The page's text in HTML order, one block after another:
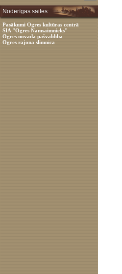
Noderīgas saites:
Pasākumi Ogres kultūras centrā
SIA "Ogres Namsaimnieks"
Ogres novada pašvaldība
Ogres rajona slimnīca